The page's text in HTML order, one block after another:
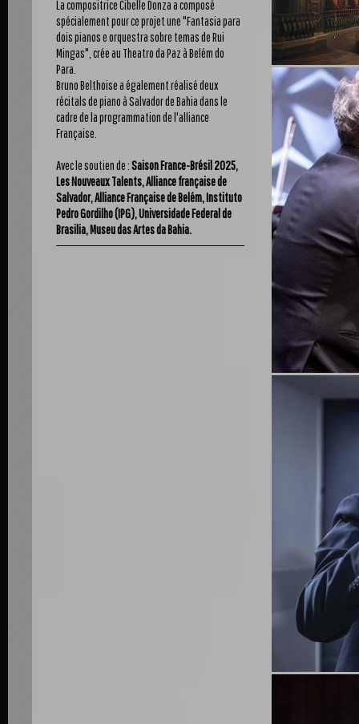
La compositrice Cibelle Donza a composé
spécialement pour ce projet une "Fantasia para
dois pianos e orquestra sobre temas de Rui
Mingas", crée au Theatro da Paz à Belém do
Para.
Bruno Belthoise a également réalisé deux
récitals de piano à Salvador de Bahia dans le
cadre de la programmation de l'alliance
Française.
Avec le soutien de :Saison France-Brésil 2025,
Les Nouveaux Talents, Alliance française de
Salvador, Alliance Française de Belém, Instituto
Pedro Gordilho (IPG), Universidade Federal de
Brasilia, Museu das Artes da Bahia.